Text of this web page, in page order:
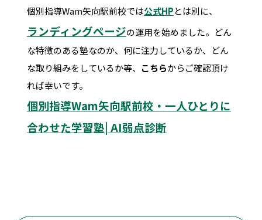
個別指導Wam矢向駅前校では公式HPとは別に、
ランディングページの運用を始めました。どん
な特徴のある塾なのか、何に注力しているか、どん
な取り組みをしているか等、 こちらからご確認頂け
れば幸いです。
個別指導Wam矢向駅前校・一人ひとりに
合わせた学習塾| AI弱点診断